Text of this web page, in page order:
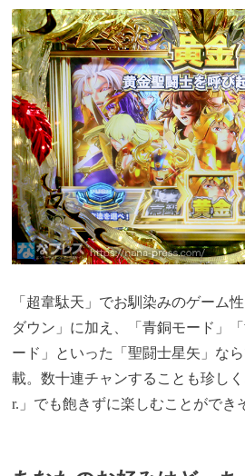
「超韋駄天」でお馴染みのゲーム
ダウン」に加え、「青銅モード」
ード」といった「聖闘士星矢」な
載。数十連チャンすることも珍し
r.」でも飽きずに楽しむことができ